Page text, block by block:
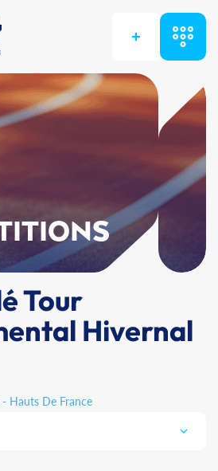
+
Tour
Hivernal
Hauts De France